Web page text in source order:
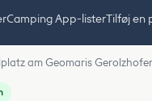
Camping App-listerTilføj en
am Geomaris